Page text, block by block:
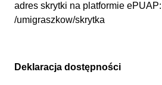
adres skrytki na platformie ePUAP:
/umigraszkow/skrytka
Deklaracja dostępności